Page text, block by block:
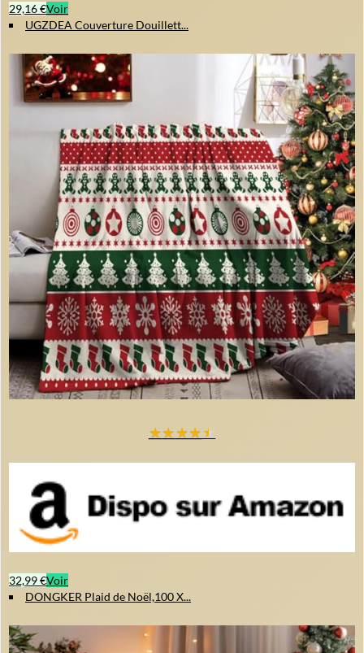
29,16 €Voir
UGZDEA Couverture Douillett...
★★★★★
32,99 €Voir
DONGKER Plaid de Noël,100 X...